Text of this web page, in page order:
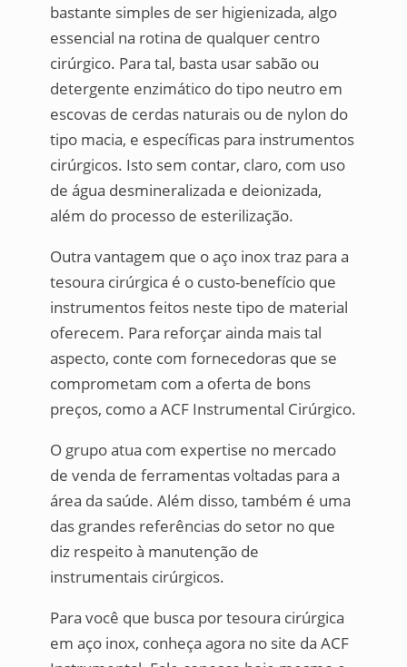
bastante simples de ser higienizada, algo
essencial na rotina de qualquer centro
cirúrgico. Para tal, basta usar sabão ou
detergente enzimático do tipo neutro em
escovas de cerdas naturais ou de nylon do
tipo macia, e específicas para instrumentos
cirúrgicos. Isto sem contar, claro, com uso
de água desmineralizada e deionizada,
além do processo de esterilização.
Outra vantagem que o aço inox traz para a
tesoura cirúrgica é o custo-benefício que
instrumentos feitos neste tipo de material
oferecem. Para reforçar ainda mais tal
aspecto, conte com fornecedoras que se
comprometam com a oferta de bons
preços, como a ACF Instrumental Cirúrgico.
O grupo atua com expertise no mercado
de venda de ferramentas voltadas para a
área da saúde. Além disso, também é uma
das grandes referências do setor no que
diz respeito à manutenção de
instrumentais cirúrgicos.
Para você que busca por tesoura cirúrgica
em aço inox, conheça agora no site da ACF